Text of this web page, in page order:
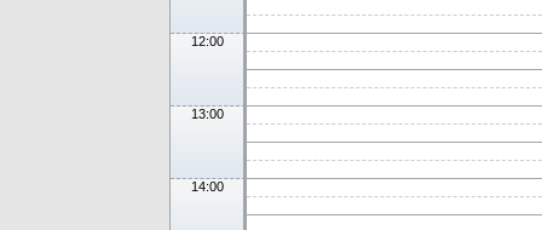
12:00
13:00
14:00